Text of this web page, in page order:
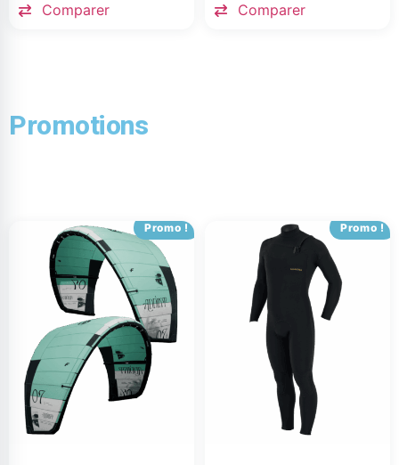
Comparer Comparer
Promotions
Promo ! Promo !